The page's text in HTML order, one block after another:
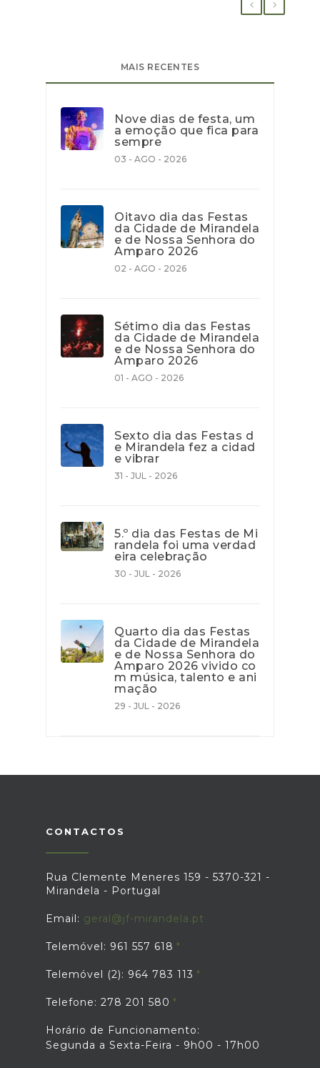
MAIS RECENTES
Nove dias de festa, um
a emoção que fica para
sempre
03 - AGO - 2026
Oitavo dia das Festas
da Cidade de Mirandela
e de Nossa Senhora do
Amparo 2026
02 - AGO - 2026
Sétimo dia das Festas
da Cidade de Mirandela
e de Nossa Senhora do
Amparo 2026
01 - AGO - 2026
Sexto dia das Festas d
e Mirandela fez a cidad
e vibrar
31 - JUL - 2026
5.º dia das Festas de Mi
randela foi uma verdad
eira celebração
30 - JUL - 2026
Quarto dia das Festas
da Cidade de Mirandela
e de Nossa Senhora do
Amparo 2026 vivido co
m música, talento e ani
mação
29 - JUL - 2026
CONTACTOS
Rua Clemente Meneres 159 - 5370-321 -
Mirandela - Portugal
Email: geral@jf-mirandela.pt
Telemóvel: 961 557 618
Telemóvel (2): 964 783 113
Telefone: 278 201 580
Horário de Funcionamento:
Segunda a Sexta-Feira - 9h00 - 17h00